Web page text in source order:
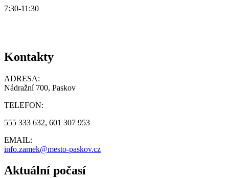
7:30-11:30
Kontakty
ADRESA:
Nádražní 700, Paskov
TELEFON:
555 333 632, 601 307 953
EMAIL:
info.zamek@mesto-paskov.cz
Aktuální počasí